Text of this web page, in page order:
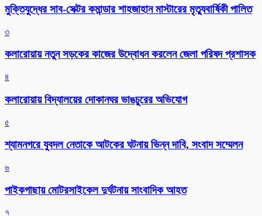
মুক্তিযুদ্ধের সাব-সেক্টর কমান্ডার শাহজাহান মাস্টারের মৃত্যুবার্ষিকী পালিত
৩
কলারোয়ায় নতুন সড়কের কাজের উদ্বোধন করলেন জেলা পরিষদ প্রশাসক
৪
কলারোয়ায় বিদ্যালয়ের দোকানঘর ভাঙচুরের অভিযোগ
৫
শ্যামনগরে যুবদল নেতাকে আটকের ঘটনায় ভিন্ন দাবি, সংবাদ সম্মেলন
৬
পাইকগাছায় মোটরসাইকেল দুর্ঘটনায় সাংবাদিক আহত
৭